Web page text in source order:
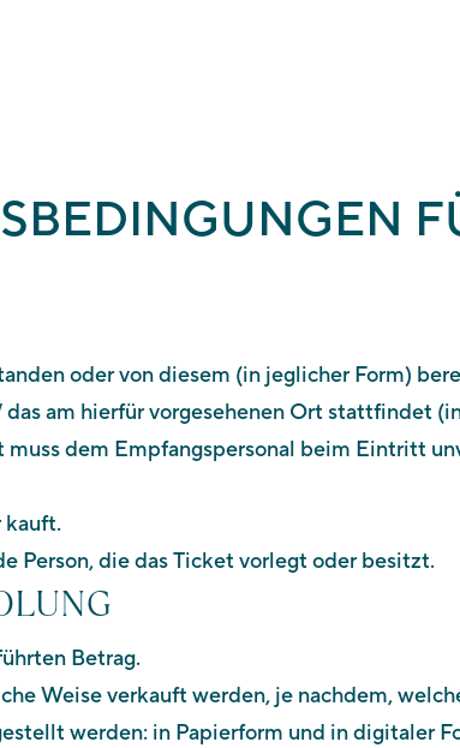
oder von diesem (in jeglicher Form)
am hierfür vorgesehenen Ort stattfindet
dem Empfangspersonal beim Eintritt
kauft.
Person, die das Ticket vorlegt oder besitzt.
Betrag.
Weise verkauft werden, je nachdem,
werden: in Papierform und in digitaler